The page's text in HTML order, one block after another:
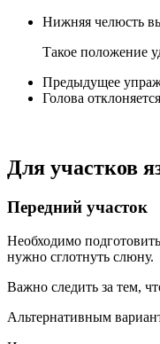
Нижняя челюсть
Такое положение
Предыдущее
Голова
Для участков
Передний участок
Необходимо
нужно сглотнуть слюну.
Важно следить за тем,
Альтернативным